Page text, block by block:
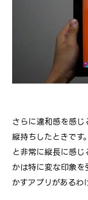
さらに違和感を感じ
縦持ちしたときです
と非常に縦長に感じ
かは特に変な印象を
かすアプリがある